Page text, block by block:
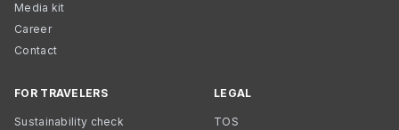
Media kit
Career
Contact
FOR TRAVELERS
Sustainability check
LEGAL
TOS